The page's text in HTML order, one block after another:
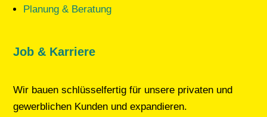
Planung & Beratung
Job & Karriere
Wir bauen schlüsselfertig für unsere privaten und
gewerblichen Kunden und expandieren.